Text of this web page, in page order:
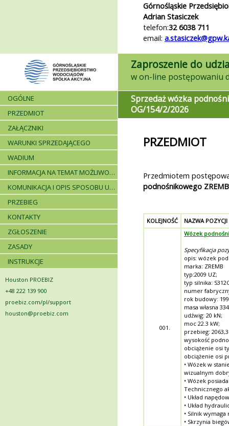
Górnośląskie
Adrian Stasiczek
telefon:32 6038 711
email:
Zaproszenie do
OGÓLNE
PRZEDMIOT
ZAŁĄCZNIKI
WARUNKI SPRZEDAJĄCEGO
WADIUM
INFORMACJA NA TEMAT MOŻLIWOŚCI SKŁADANIA JEDNEJ OFERTY PRZEZ DWA LUB WIĘCEJ PODMIOTÓW ORAZ UCZESTNICTWA PODWYKONAWCÓW
KOMUNIKACJA I OPIS SPOSOBU UDZIELANIA WYJAŚNIEŃ
PRZEBIEG
KONTAKTY
ZGŁOSZENIE
ZASADY
INSTRUKCJE
Houston PROEBIZ
+48 222 139 900
proebiz.com/pl/support
houston@proebiz.com
Sprzedaż wózka
OG/154/2/2026
PRZEDMIOT
Przedmiotem
podnośnikowego
KOLEJNOŚĆ NAZWA POZYCJI
001.
Wózek
Specyfikacja
opis: wózek
marka: ZREMB
typ:2009 UZ;
typ silnika:
numer
rok budowy:
masa własna
udźwig: 20 kN;
moc 22.3 kW;
przebieg:
wysokość
obciążenie osi
obciążenie osi
• Wózek w
wizualnym
• Wózek
Technicznego
• Układ
• Układ
• Silnik
• Skrzynia